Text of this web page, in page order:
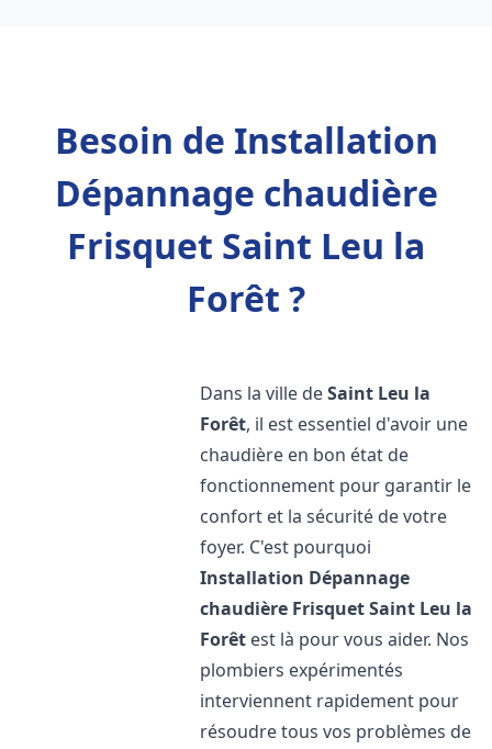
Besoin de Installation
Dépannage chaudière
Frisquet Saint Leu la
Forêt ?
Dans la ville deSaint Leu la
Forêt, il est essentiel d'avoir une
chaudière en bon état de
fonctionnement pour garantir le
confort et la sécurité de votre
foyer. C'est pourquoi
Installation Dépannage
chaudière FrisquetSaint Leu la
Forêt est là pour vous aider. Nos
plombiers expérimentés
interviennent rapidement pour
résoudre tous vos problèmes de